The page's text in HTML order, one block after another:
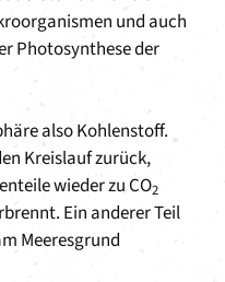
und auch
Photosynthese der
also Kohlenstoff.
Kreislauf zurück,
wieder zu CO2
Ein anderer Teil
Meeresgrund